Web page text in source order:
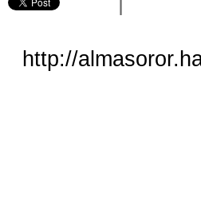
http://